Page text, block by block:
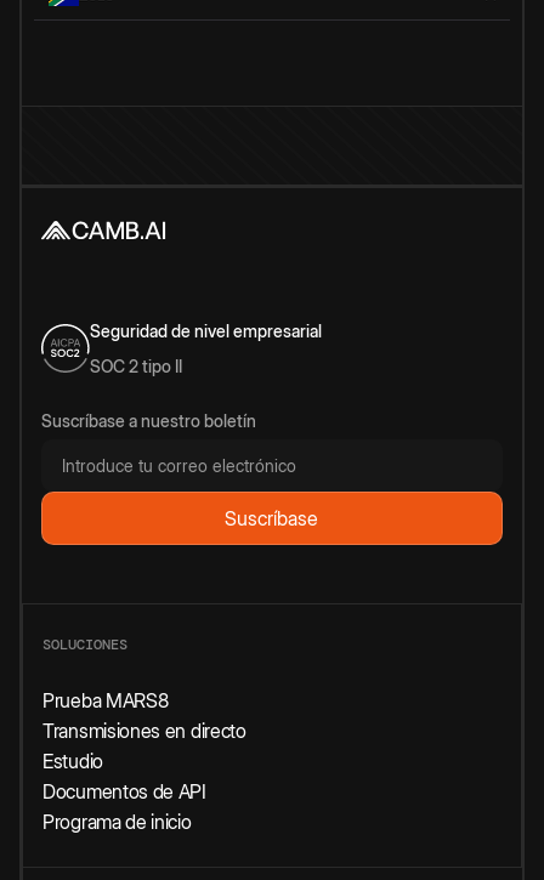
Seguridad de nivel empresarial
SOC 2 tipo II
Suscríbase a nuestro boletín
SOLUCIONES
Prueba MARS8
Transmisiones en directo
Estudio
Documentos de API
Programa de inicio